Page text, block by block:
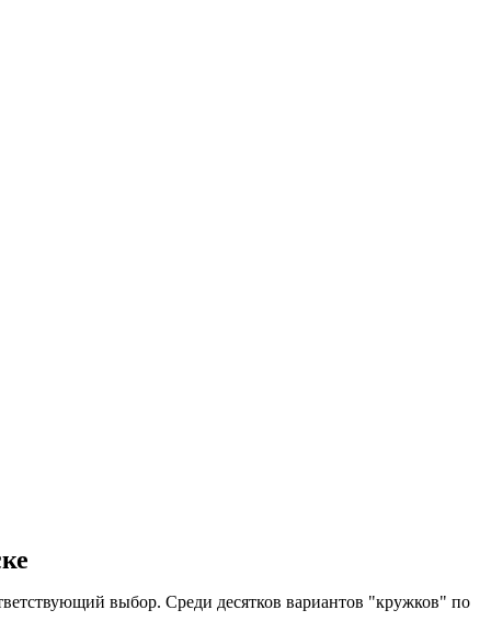
выбор. Среди десятков вариантов "кружков" по